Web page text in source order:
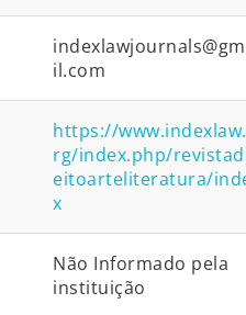
il.com
https://
rg/index.php/
eitoarteliteratura/
x
Não Informado pela
instituição